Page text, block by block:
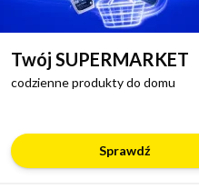
Twój SUPERMARKET
codzienne produkty do domu
Sprawdź